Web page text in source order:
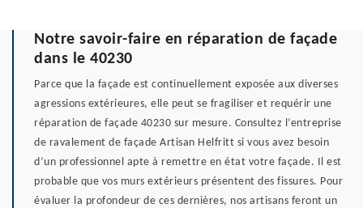
Notre savoir-faire en réparation de façade
dans le 40230
Parce que la façade est continuellement exposée aux diverses
agressions extérieures, elle peut se fragiliser et requérir une
réparation de façade 40230 sur mesure. Consultez l’entreprise
de ravalement de façade Artisan Helfritt si vous avez besoin
d’un professionnel apte à remettre en état votre façade. Il est
probable que vos murs extérieurs présentent des fissures. Pour
évaluer la profondeur de ces dernières, nos artisans feront un